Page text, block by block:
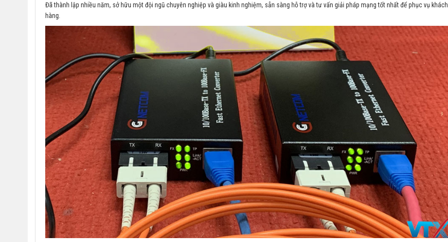
Đã thành lập nhiều năm, sở hữu một đội ngũ chuyên nghiệp và giàu kinh nghiệm, sẵn sàng hỗ trợ và tư vấn giải pháp mạng tốt nhất để phục vụ khách
hàng.